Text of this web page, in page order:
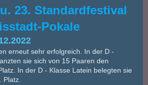
23. Standardfestival
Pokale
erneut sehr erfolgreich. In der D -
sie sich von 15 Paaren den
In der D - Klasse Latein belegten sie
Platz.